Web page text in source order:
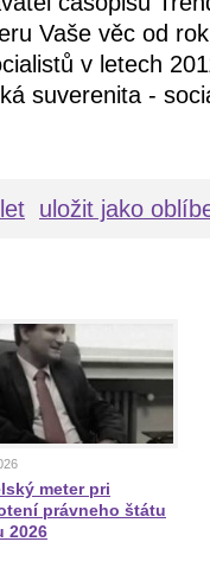
Vaše věc od
v letech
suverenita -
uložit jako
meter pri
právneho štátu
2026